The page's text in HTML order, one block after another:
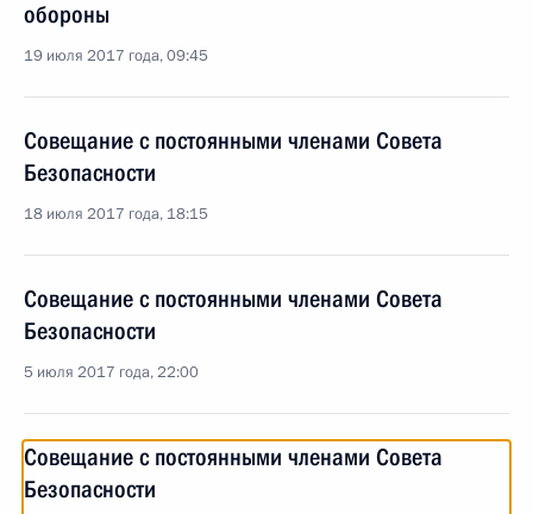
обороны
19 июля 2017 года, 09:45
Совещание с постоянными членами Совета
Безопасности
18 июля 2017 года, 18:15
Совещание с постоянными членами Совета
Безопасности
5 июля 2017 года, 22:00
Совещание с постоянными членами Совета
Безопасности